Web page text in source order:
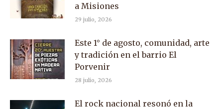
a Misiones
29 julio, 2026
Este 1° de agosto, comunidad, arte
y tradición en el barrio El
Porvenir
28 julio, 2026
El rock nacional resonó en la